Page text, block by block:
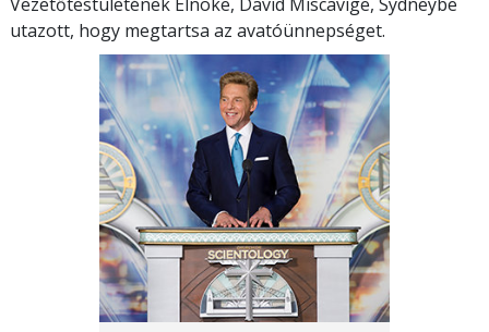
utazott, hogy megtartsa az avatóünnepséget.